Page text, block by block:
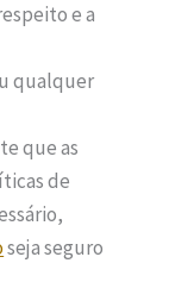
e a
qualquer
que as
de
seja seguro